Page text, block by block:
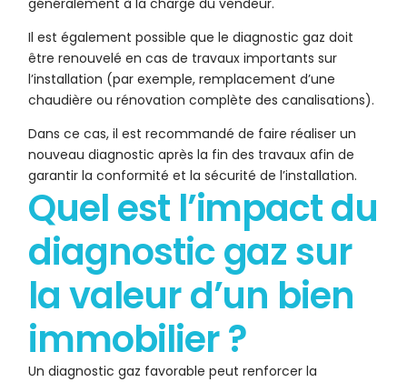
généralement à la charge du vendeur.
Il est également possible que le diagnostic gaz doit
être renouvelé en cas de travaux importants sur
l’installation (par exemple, remplacement d’une
chaudière ou rénovation complète des canalisations).
Dans ce cas, il est recommandé de faire réaliser un
nouveau diagnostic après la fin des travaux afin de
garantir la conformité et la sécurité de l’installation.
Quel est l’impact du
diagnostic gaz sur
la valeur d’un bien
immobilier ?
Un diagnostic gaz favorable peut renforcer la